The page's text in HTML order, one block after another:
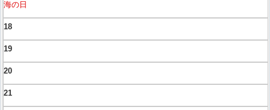
海の日
18
19
20
21